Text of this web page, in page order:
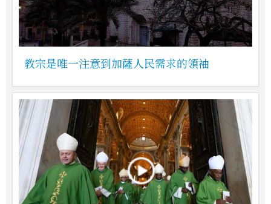
教宗是唯一注意到加薩人民需求的領袖